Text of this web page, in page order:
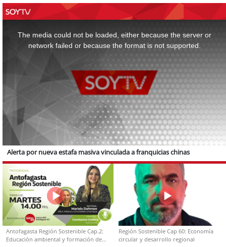
The media could not be loaded, either because the server or
network failed or because the format is not supported.
Alerta por nueva estafa masiva vinculada a franquicias chinas
Antofagasta Región Sostenible Cap.2:
Educación ambiental y formación de
Región Sostenible Cap 60: Economía
circular y desarrollo regional